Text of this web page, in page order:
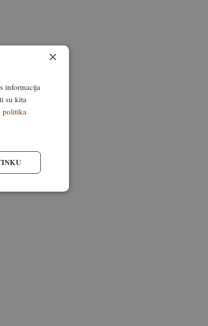
×
informacija
su kita
politika